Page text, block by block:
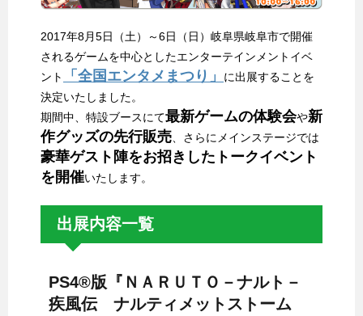
2017年8月5日（土）～6日（日）岐阜県岐阜市で開催
されるゲームを中心としたエンターテインメントイベ
ント
「全国エンタメまつり」
に出展することを
決定いたしました。
期間中、特設ブースにて最新ゲームの体験会や新
作グッズの先行販売、さらにメインステージでは
豪華ゲスト陣をお招きしたトークイベント
を開催いたします。
出展内容一覧
PS4®版『ＮＡＲＵＴＯ－ナルト－
疾風伝 ナルティメットストーム